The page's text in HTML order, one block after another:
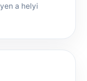
a helyi